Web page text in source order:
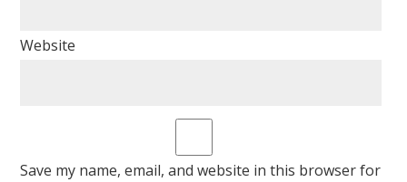
Website
Save my name, email, and website in this browser for